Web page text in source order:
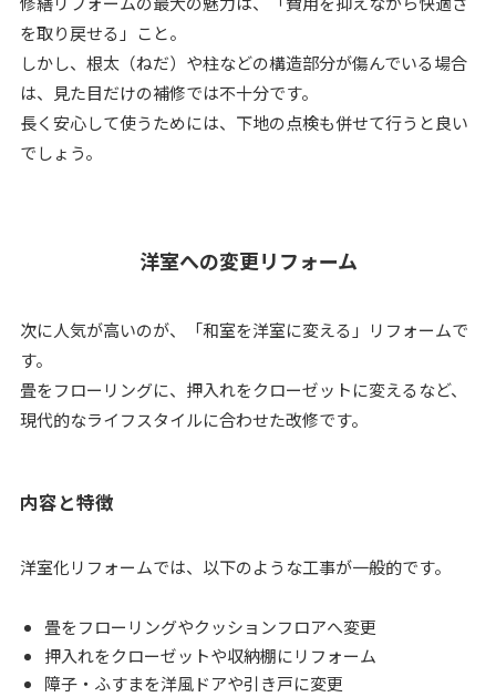
を取り戻せる」こと。
しかし、根太（ねだ）や柱などの構造部分が傷んでいる場合
は、見た目だけの補修では不十分です。
長く安心して使うためには、下地の点検も併せて行うと良い
でしょう。
洋室への変更リフォーム
次に人気が高いのが、「和室を洋室に変える」リフォームで
す。
畳をフローリングに、押入れをクローゼットに変えるなど、
現代的なライフスタイルに合わせた改修です。
内容と特徴
洋室化リフォームでは、以下のような工事が一般的です。
畳をフローリングやクッションフロアへ変更
押入れをクローゼットや収納棚にリフォーム
障子・ふすまを洋風ドアや引き戸に変更